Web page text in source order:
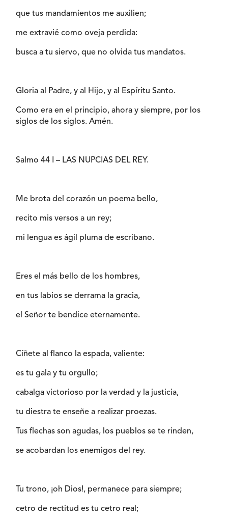
que tus mandamientos me auxilien;
me extravié como oveja perdida:
busca a tu siervo, que no olvida tus mandatos.
Gloria al Padre, y al Hijo, y al Espíritu Santo.
Como era en el principio, ahora y siempre, por los
siglos de los siglos. Amén.
Salmo 44 I – LAS NUPCIAS DEL REY.
Me brota del corazón un poema bello,
recito mis versos a un rey;
mi lengua es ágil pluma de escribano.
Eres el más bello de los hombres,
en tus labios se derrama la gracia,
el Señor te bendice eternamente.
Cíñete al flanco la espada, valiente:
es tu gala y tu orgullo;
cabalga victorioso por la verdad y la justicia,
tu diestra te enseñe a realizar proezas.
Tus flechas son agudas, los pueblos se te rinden,
se acobardan los enemigos del rey.
Tu trono, ¡oh Dios!, permanece para siempre;
cetro de rectitud es tu cetro real;